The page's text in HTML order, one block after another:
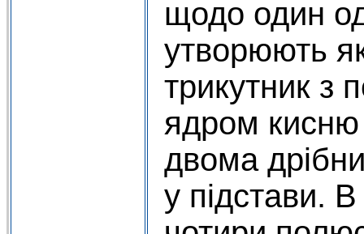
щодо один
утворюють
трикутник з
ядром кисню
двома
у підстави.